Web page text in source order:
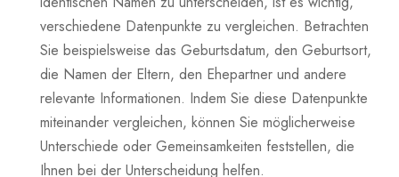
verschiedene Datenpunkte zu vergleichen. Betrachten
Sie beispielsweise das Geburtsdatum, den Geburtsort,
die Namen der Eltern, den Ehepartner und andere
relevante Informationen. Indem Sie diese Datenpunkte
miteinander vergleichen, können Sie möglicherweise
Unterschiede oder Gemeinsamkeiten feststellen, die
Ihnen bei der Unterscheidung helfen.